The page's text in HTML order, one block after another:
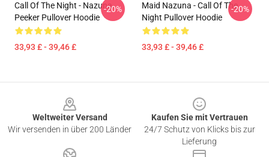
Call Of The Night - Nazuna
Peeker Pullover Hoodie
33,93 £ - 39,46 £
-20%
Maid Nazuna - Call Of The
Night Pullover Hoodie
33,93 £ - 39,46 £
-20%
Weltweiter Versand
Wir versenden in über 200 Länder
Kaufen Sie mit Vertrauen
24/7 Schutz von Klicks bis zur
Lieferung